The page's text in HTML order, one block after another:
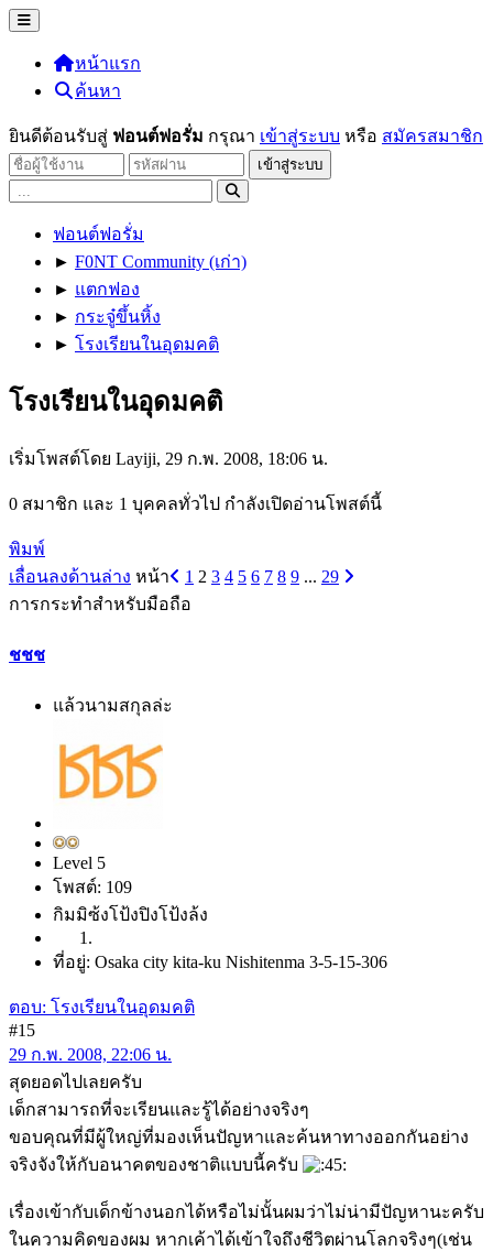
หน้าแรก
ค้นหา
ยินดีต้อนรับสู่ ฟอนต์ฟอรั่ม กรุณา เข้าสู่ระบบ หรือ สมัครสมาชิก
ฟอนต์ฟอรั่ม
► F0NT Community (เก่า)
► แตกฟอง
► กระจู๋ขึ้นหิ้ง
► โรงเรียนในอุดมคติ
โรงเรียนในอุดมคติ
เริ่มโพสต์โดย Layiji, 29 ก.พ. 2008, 18:06 น.
0 สมาชิก และ 1 บุคคลทั่วไป กำลังเปิดอ่านโพสต์นี้
พิมพ์
เลื่อนลงด้านล่าง หน้า 1 2 3 4 5 6 7 8 9 ... 29
การกระทำสำหรับมือถือ
ชชช
แล้วนามสกุลล่ะ
Level 5
โพสต์: 109
กิมมิซ้งโป้งปิงโป้งล้ง
ที่อยู่: Osaka city kita-ku Nishitenma 3-5-15-306
ตอบ: โรงเรียนในอุดมคติ
#15
29 ก.พ. 2008, 22:06 น.
สุดยอดไปเลยครับ
เด็กสามารถที่จะเรียนและรู้ได้อย่างจริงๆ
ขอบคุณที่มีผู้ใหญ่ที่มองเห็นปัญหาและค้นหาทางออกกันอย่าง
จริงจังให้กับอนาคตของชาติแบบนี้ครับ
เรื่องเข้ากับเด็กข้างนอกได้หรือไม่นั้นผมว่าไม่น่ามีปัญหานะครับ
ในความคิดของผม หากเค้าได้เข้าใจถึงชีวิตผ่านโลกจริงๆ(เช่น